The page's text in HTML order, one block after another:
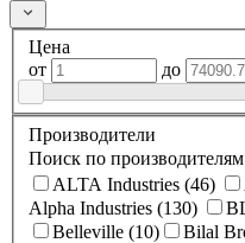
Цена
от
до
Производители
Поиск по производителям
ALTA Industries (46)
Alpha Industries (130)
Belleville (10)